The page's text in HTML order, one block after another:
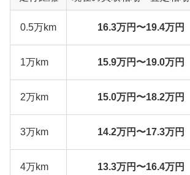
0.5万km 16.3万円〜19.4万円
1万km 15.9万円〜19.0万円
2万km 15.0万円〜18.2万円
3万km 14.2万円〜17.3万円
4万km 13.3万円〜16.4万円